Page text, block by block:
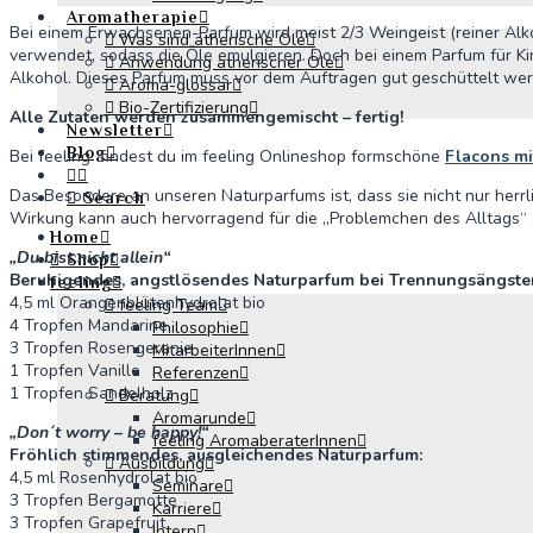
Aromatherapie
Was sind ätherische Öle
Anwendung ätherischer Öle
Aroma-glossar
Bio-Zertifizierung
Newsletter
Blog
Search
Home
Shop
feeling
feeling Team
Philosophie
MitarbeiterInnen
Referenzen
Beratung
Aromarunde
feeling AromaberaterInnen
Ausbildung
Seminare
Karriere
Bei einem Erwachsenen-Parfum wird meist 2/3 Weingeist (reiner
verwendet, sodass die Öle emulgieren. Doch bei einem Parfum für
Alkohol. Dieses Parfum muss vor dem Auftragen gut geschüttelt
Alle Zutaten werden zusammengemischt – fertig!
Bei feeling findest du im feeling Onlineshop formschöne Flacons
Das Besondere an unseren Naturparfums ist, dass sie nicht nur
Wirkung kann auch hervorragend für die „Problemchen des
„Du bist nicht allein“
Beruhigendes, angstlösendes Naturparfum bei
4,5 ml Orangenblütenhydrolat bio
4 Tropfen Mandarine
3 Tropfen Rosengeranie
1 Tropfen Vanille
1 Tropfen Sandelholz
„Don´t worry – be happy!“
Fröhlich stimmendes, ausgleichendes Naturparfum:
4,5 ml Rosenhydrolat bio
3 Tropfen Bergamotte
3 Tropfen Grapefruit